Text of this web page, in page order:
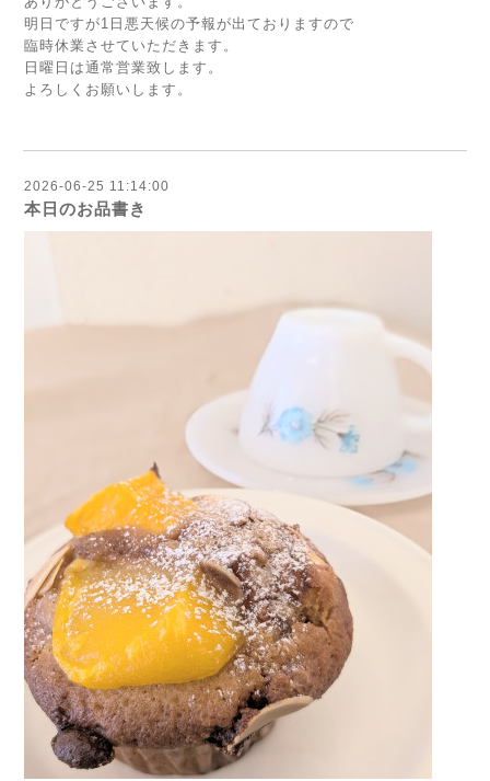
明日ですが1日悪天候の予報が出ておりますので
臨時休業させていただきます。
日曜日は通常営業致します。
よろしくお願いします。
2026-06-25 11:14:00
本日のお品書き